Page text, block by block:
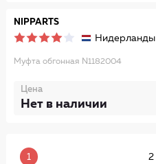
NIPPARTS
Нидерланды
Муфта обгонная N1182004
Цена
Нет в наличии
1 2